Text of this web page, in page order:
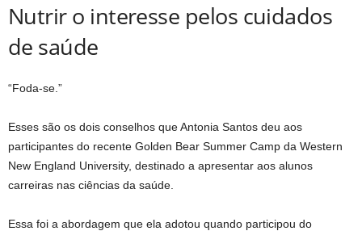
Nutrir o interesse pelos cuidados
de saúde
“Foda-se.”
Esses são os dois conselhos que Antonia Santos deu aos
participantes do recente Golden Bear Summer Camp da Western
New England University, destinado a apresentar aos alunos
carreiras nas ciências da saúde.
Essa foi a abordagem que ela adotou quando participou do